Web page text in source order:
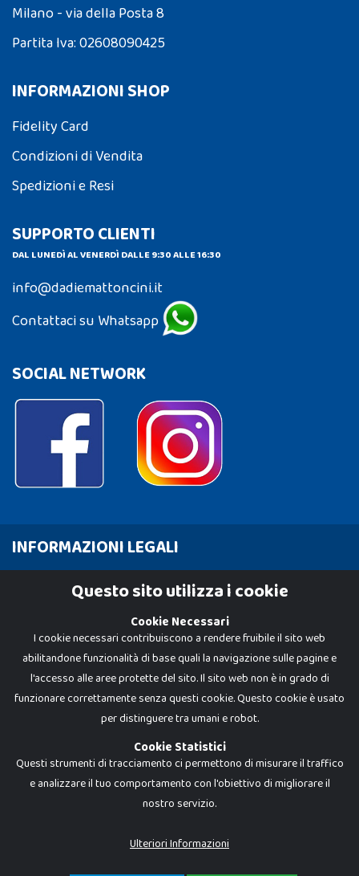
Milano - via della Posta 8
Partita Iva: 02608090425
INFORMAZIONI SHOP
Fidelity Card
Condizioni di Vendita
Spedizioni e Resi
SUPPORTO CLIENTI
DAL LUNEDÌ AL VENERDÌ DALLE 9:30 ALLE 16:30
info@dadiemattoncini.it
Contattaci su Whatsapp
SOCIAL NETWORK
INFORMAZIONI LEGALI
Cookie Policy
Dadi e Mattoncini è un brand di Giocabene Srl. Ogni riproduzione o utilizzo non
I prezzi e le promozioni pubblicate potrebbero differire da quanto esposto in
Questo sito utilizza i cookie
Cookie Necessari
I cookie necessari contribuiscono a rendere fruibile il sito web
abilitandone funzionalità di base quali la navigazione sulle pagine e
l'accesso alle aree protette del sito. Il sito web non è in grado di
funzionare correttamente senza questi cookie. Questo cookie è usato
per distinguere tra umani e robot.
Cookie Statistici
Questi strumenti di tracciamento ci permettono di misurare il traffico
e analizzare il tuo comportamento con l'obiettivo di migliorare il
nostro servizio.
Ulteriori Informazioni